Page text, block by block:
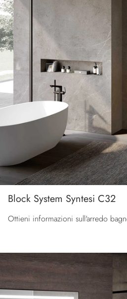
Block System Syntesi C32